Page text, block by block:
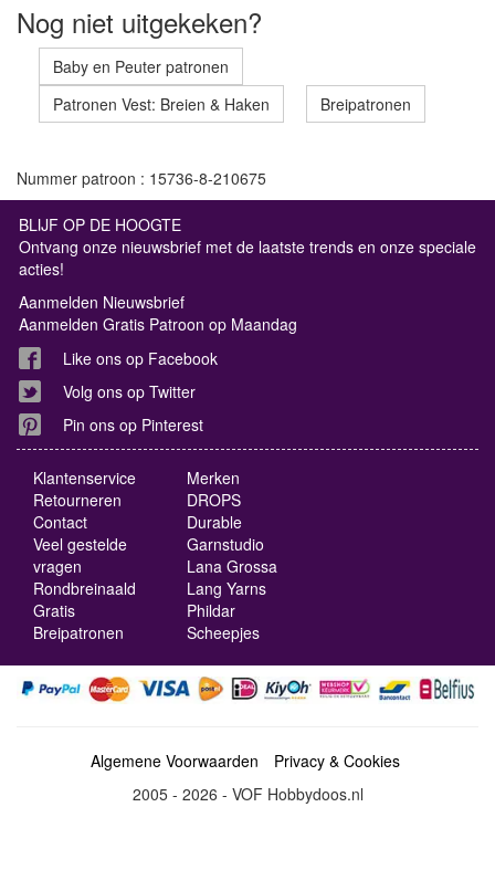
Nog niet uitgekeken?
Baby en Peuter patronen
Patronen Vest: Breien & Haken
Breipatronen
Nummer patroon : 15736-8-210675
BLIJF OP DE HOOGTE
Ontvang onze nieuwsbrief met de laatste trends en onze speciale
acties!
Aanmelden Nieuwsbrief
Aanmelden Gratis Patroon op Maandag
Like ons op Facebook
Volg ons op Twitter
Pin ons op Pinterest
Klantenservice
Retourneren
Contact
Veel gestelde
vragen
Rondbreinaald
Gratis
Breipatronen
Merken
DROPS
Durable
Garnstudio
Lana Grossa
Lang Yarns
Phildar
Scheepjes
Algemene Voorwaarden
Privacy & Cookies
2005 - 2026 - VOF Hobbydoos.nl